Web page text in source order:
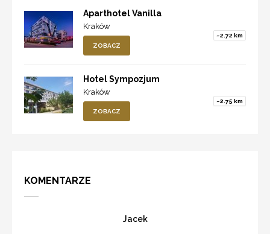
Aparthotel Vanilla
Kraków
~2.72 km
ZOBACZ
Hotel Sympozjum
Kraków
~2.75 km
ZOBACZ
KOMENTARZE
Jacek